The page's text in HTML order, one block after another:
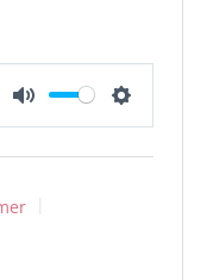
Mute Settings